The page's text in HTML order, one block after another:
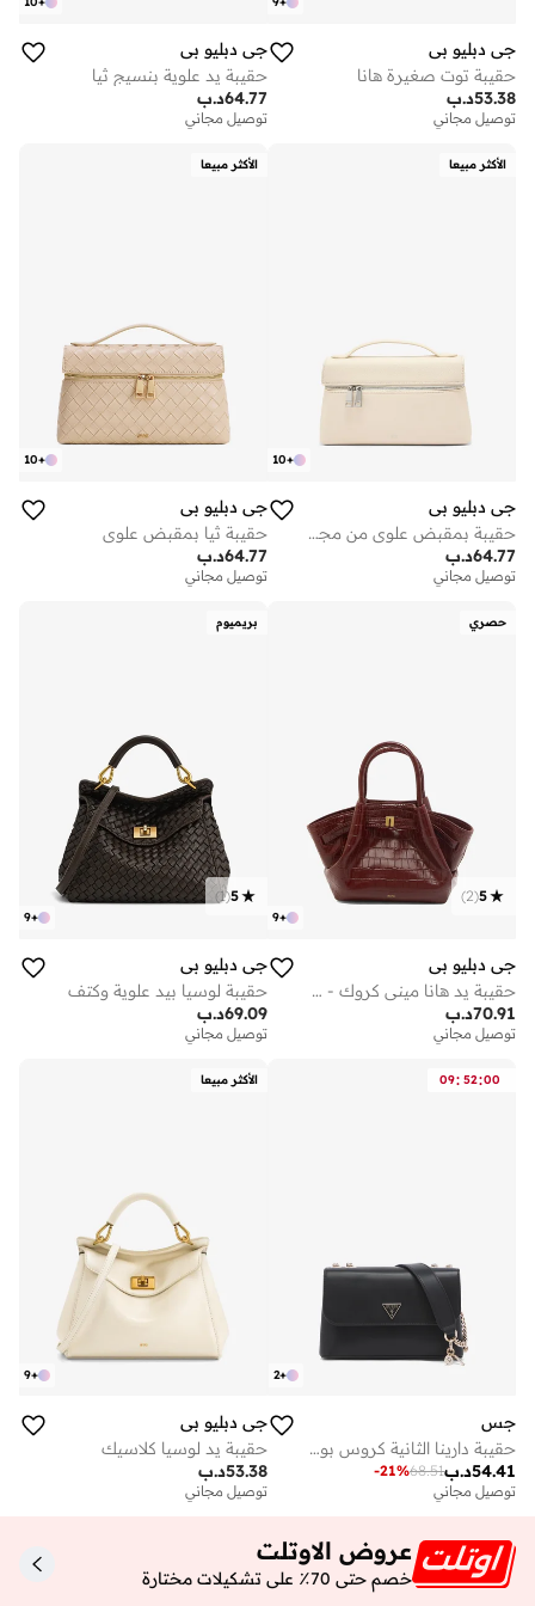
جي دبليو بي
حقيبة توت صغيرة هانا
د.ب53.38
توصيل مجاني
جي دبليو بي
حقيبة يد علوية بنسيج ثيا
د.ب64.77
توصيل مجاني
الأكثر مبيعا
+
10
جي دبليو بي
حقيبة بمقبض علوي من مجموعة ثيا
د.ب64.77
توصيل مجاني
الأكثر مبيعا
+
10
جي دبليو بي
حقيبة ثيا بمقبض علوي
د.ب64.77
توصيل مجاني
حصري
+
9
5
(
2
)
جي دبليو بي
حقيبة يد هانا ميني كروك - حصري لدى نمشي
د.ب70.91
توصيل مجاني
بريميوم
+
9
5
(
1
)
جي دبليو بي
حقيبة لوسيا بيد علوية وكتف
د.ب69.09
توصيل مجاني
09: 52:00
+
2
جس
حقيبة دارينا الثانية كروس بودي
د.ب54.41
68.51
-21%
توصيل مجاني
الأكثر مبيعا
+
9
جي دبليو بي
حقيبة يد لوسيا كلاسيك
د.ب53.38
توصيل مجاني
عروض الاوتلت
خصم حتى 70٪ على تشكيلات مختارة